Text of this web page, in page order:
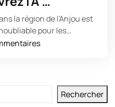
2024
la région de l'Anjou est
pour les…
Rechercher